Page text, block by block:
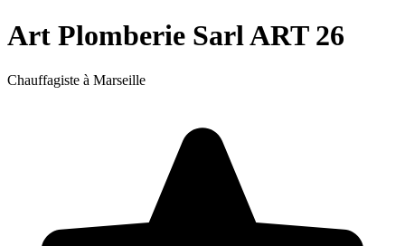
Art Plomberie Sarl ART 26
Chauffagiste à Marseille